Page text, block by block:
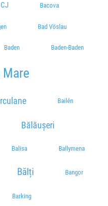
Plecări / Sosiri
Plecări / Sosiri
Bacova
Bad Vöslau
Baden Baden-Baden
Mare
Bailén
Bălăușeri
Balisa Ballymena
Bălți Bangor
Barking